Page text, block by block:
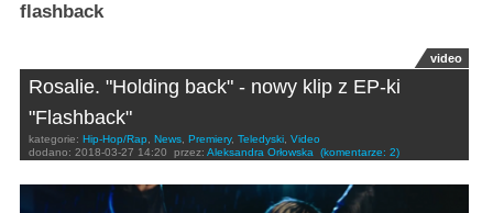
flashback
video
Rosalie. "Holding back" - nowy klip z EP-ki
"Flashback"
kategorie: Hip-Hop/Rap, News, Premiery, Teledyski, Video
dodano: 2018-03-27 14:20 przez: Aleksandra Orłowska (komentarze: 2)